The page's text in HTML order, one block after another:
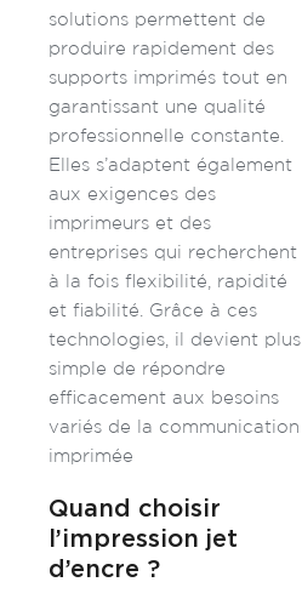
solutions permettent de
produire rapidement des
supports imprimés tout en
garantissant une qualité
professionnelle constante.
Elles s’adaptent également
aux exigences des
imprimeurs et des
entreprises qui recherchent
à la fois flexibilité, rapidité
et fiabilité. Grâce à ces
technologies, il devient plus
simple de répondre
efficacement aux besoins
variés de la communication
imprimée
Quand choisir
l’impression jet
d’encre ?